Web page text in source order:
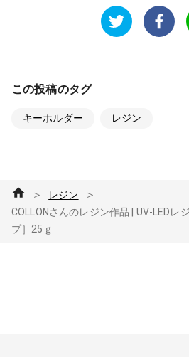
この投稿のタグ
キーホルダー レジン
＞ レジン ＞
COLLONさんのレジン作品 | UV-LEDレ
プ］25ｇ